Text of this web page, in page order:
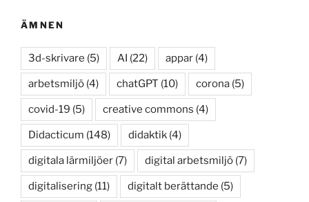
ÄMNEN
3d-skrivare (5) AI (22) appar (4)
arbetsmiljö (4) chatGPT (10) corona (5)
covid-19 (5) creative commons (4)
Didacticum (148) didaktik (4)
digitala lärmiljöer (7) digital arbetsmiljö (7)
digitalisering (11) digitalt berättande (5)